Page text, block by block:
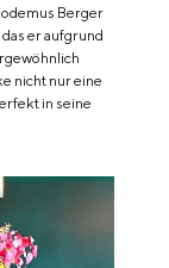
Berger
er aufgrund
nicht nur eine
in seine